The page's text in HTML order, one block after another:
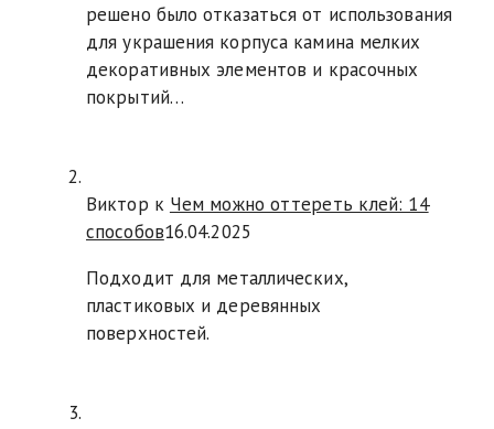
решено было отказаться от использования
для украшения корпуса камина мелких
декоративных элементов и красочных
покрытий…
Виктор к Чем можно оттереть клей: 14
способов16.04.2025
Подходит для металлических,
пластиковых и деревянных
поверхностей.